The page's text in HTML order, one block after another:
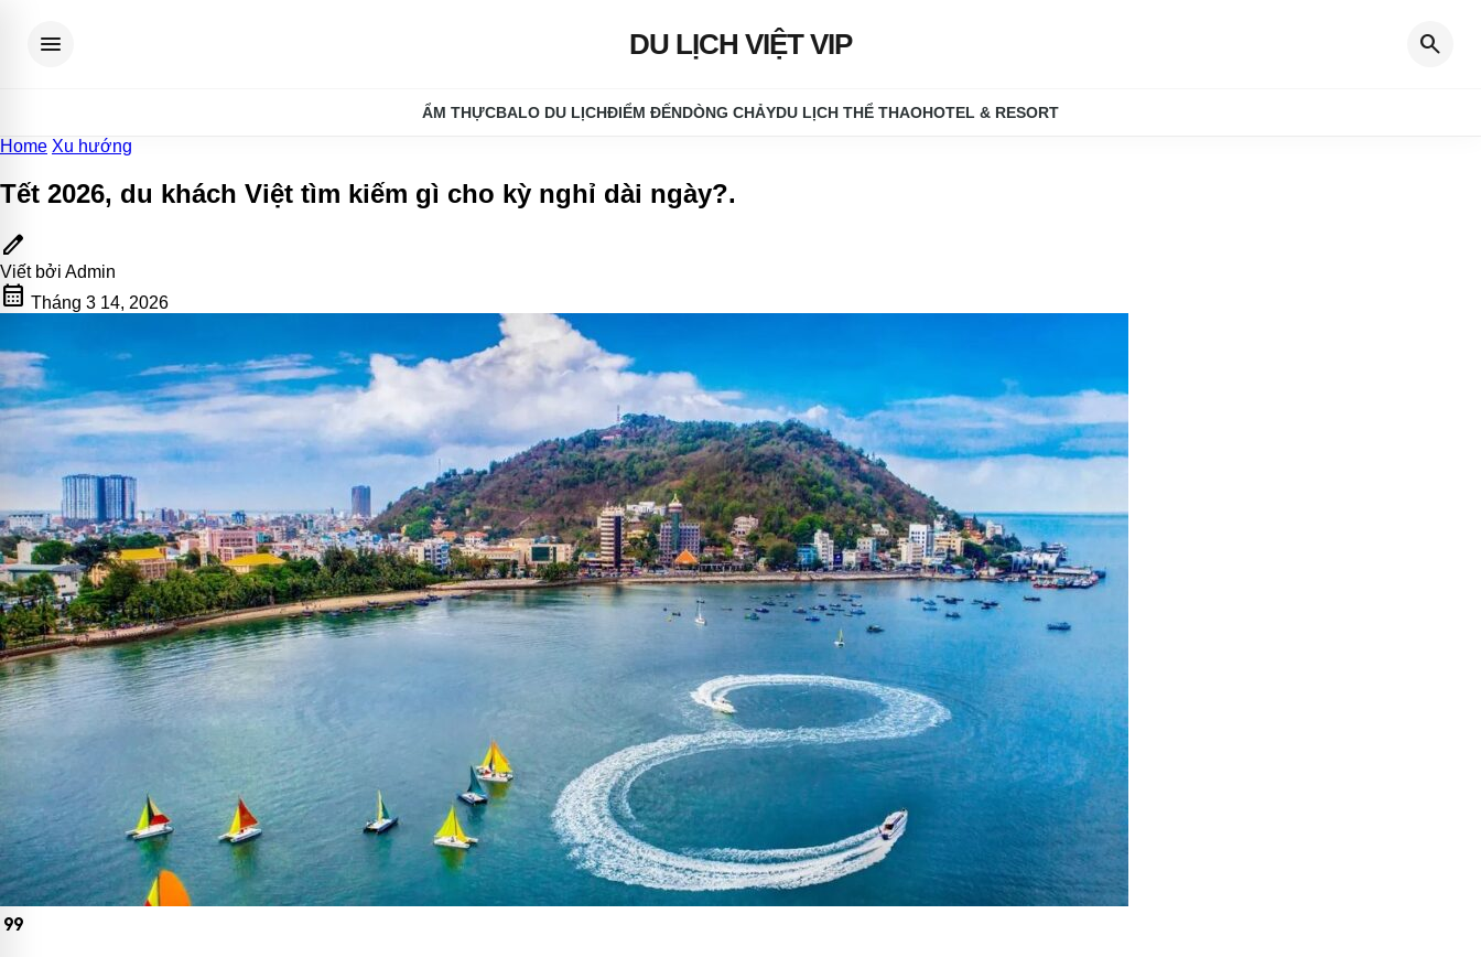
menu DU LỊCH VIỆT VIP search
ẨM THỰC BALO DU LỊCHĐIỂM ĐẾN DÒNG CHẢY DU LỊCH THỂ THAO HOTEL & RESORT
Home Xu hướng
Tết 2026, du khách Việt tìm kiếm gì cho kỳ nghỉ dài ngày?.
edit
Viết bởi Admin
calendar_month Tháng 3 14, 2026
format_quote